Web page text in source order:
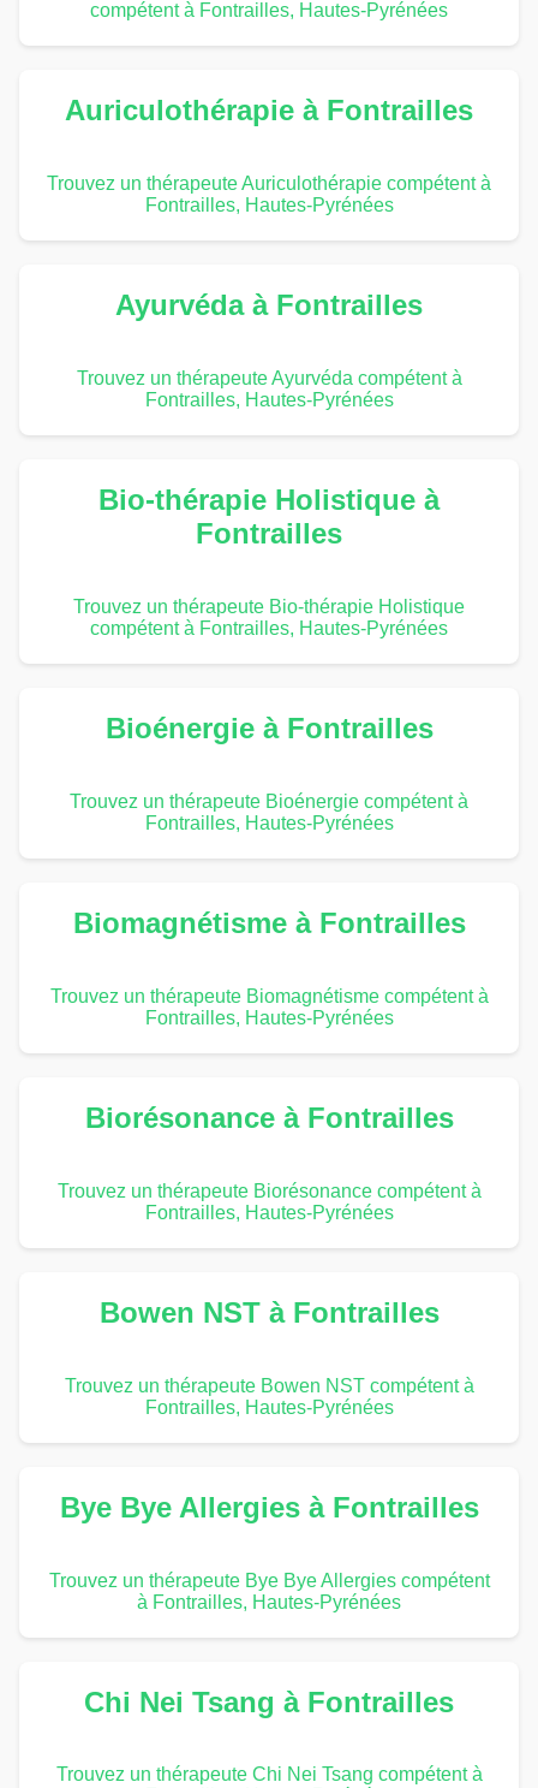
compétent à Fontrailles, Hautes-Pyrénées
Auriculothérapie à Fontrailles
Trouvez un thérapeute Auriculothérapie compétent à
Fontrailles, Hautes-Pyrénées
Ayurvéda à Fontrailles
Trouvez un thérapeute Ayurvéda compétent à
Fontrailles, Hautes-Pyrénées
Bio-thérapie Holistique à
Fontrailles
Trouvez un thérapeute Bio-thérapie Holistique
compétent à Fontrailles, Hautes-Pyrénées
Bioénergie à Fontrailles
Trouvez un thérapeute Bioénergie compétent à
Fontrailles, Hautes-Pyrénées
Biomagnétisme à Fontrailles
Trouvez un thérapeute Biomagnétisme compétent à
Fontrailles, Hautes-Pyrénées
Biorésonance à Fontrailles
Trouvez un thérapeute Biorésonance compétent à
Fontrailles, Hautes-Pyrénées
Bowen NST à Fontrailles
Trouvez un thérapeute Bowen NST compétent à
Fontrailles, Hautes-Pyrénées
Bye Bye Allergies à Fontrailles
Trouvez un thérapeute Bye Bye Allergies compétent
à Fontrailles, Hautes-Pyrénées
Chi Nei Tsang à Fontrailles
Trouvez un thérapeute Chi Nei Tsang compétent à